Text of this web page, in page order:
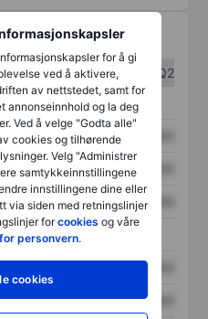
for å gi
ved å aktivere,
av nettstedet, samt for
annonseinnhold og la deg
Ved å velge "Godta alle"
cookies og tilhørende
Velg "Administrer
samtykkeinnstillingene
innstillingene dine eller
via siden med retningslinjer
forcookies og våre
personvern.
cookies
Q1
Q2
XXXXXXX XXXXXXX
XXXXXXX XXXXXXX
XXXXXXX XXXXXXX
XXXXXXX
XXXXXXX XXXXXXX